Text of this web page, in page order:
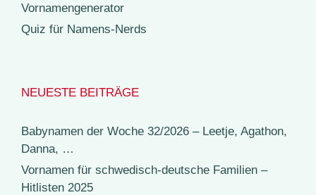
Vornamengenerator
Quiz für Namens-Nerds
NEUESTE BEITRÄGE
Babynamen der Woche 32/2026 – Leetje, Agathon,
Danna, …
Vornamen für schwedisch-deutsche Familien –
Hitlisten 2025